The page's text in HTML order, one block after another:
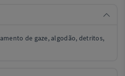
de gaze, algodão, detritos,